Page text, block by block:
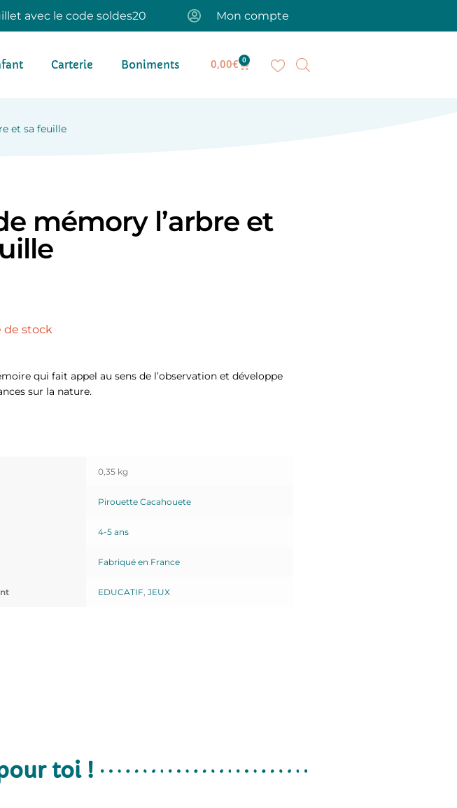
avec le code soldes20 Mon compte
Carterie Boniments 0,00€ 0
et sa feuille
mémory l’arbre et
de stock
qui fait appel au sens de l’observation et développe
sur la nature.
0,35 kg
Pirouette Cacahouete
4-5 ans
Fabriqué en France
EDUCATIF JEUX
toi !